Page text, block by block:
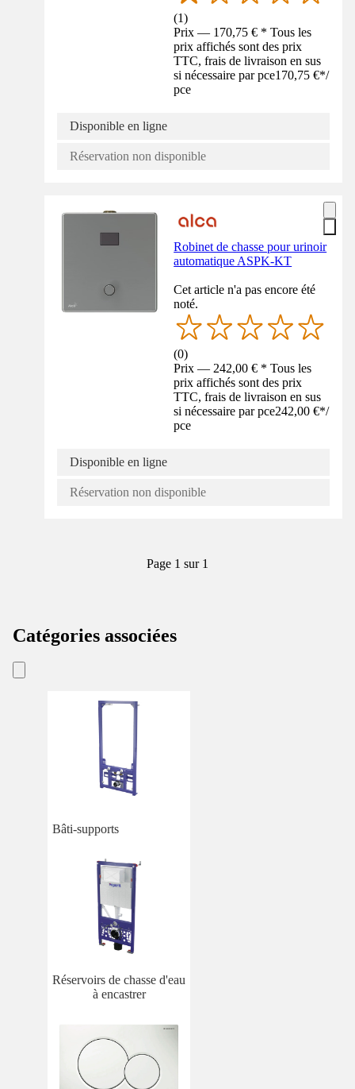
(1)
Prix — 170,75 € * Tous les
prix affichés sont des prix
TTC, frais de livraison en sus
si nécessaire par pce170,75 €*/
pce
Disponible en ligne
Réservation non disponible
Robinet de chasse pour urinoir
automatique ASPK-KT
Cet article n'a pas encore été
noté.
(0)
Prix — 242,00 € * Tous les
prix affichés sont des prix
TTC, frais de livraison en sus
si nécessaire par pce242,00 €*/
pce
Disponible en ligne
Réservation non disponible
Page 1 sur 1
Catégories associées
Bâti-supports
Réservoirs de chasse d'eau
à encastrer